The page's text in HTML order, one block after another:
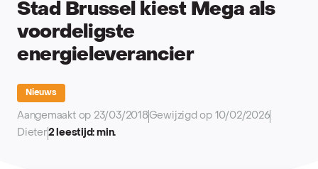
Stad Brussel kiest Mega als
voordeligste
energieleverancier
Nieuws
Aangemaakt op 23/03/2018Gewijzigd op 10/02/2026
Dieter2 leestijd: min.